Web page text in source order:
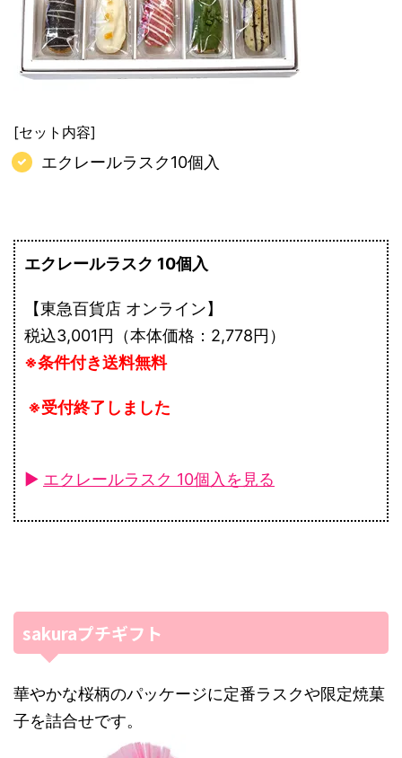
[セット内容]
エクレールラスク10個入
エクレールラスク 10個入
【東急百貨店 オンライン】
税込3,001円（本体価格：2,778円）
※条件付き送料無料
※受付終了しました
► エクレールラスク 10個入を見る
sakuraプチギフト
華やかな桜柄のパッケージに定番ラスクや限定焼菓
子を詰合せです。